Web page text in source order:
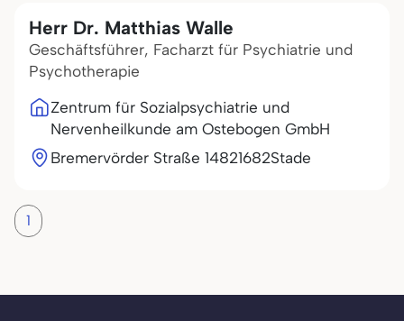
Herr Dr. Matthias Walle
Geschäftsführer, Facharzt für Psychiatrie und
Psychotherapie
Zentrum für Sozialpsychiatrie und
Nervenheilkunde am Ostebogen GmbH
Bremervörder Straße 14821682Stade
1